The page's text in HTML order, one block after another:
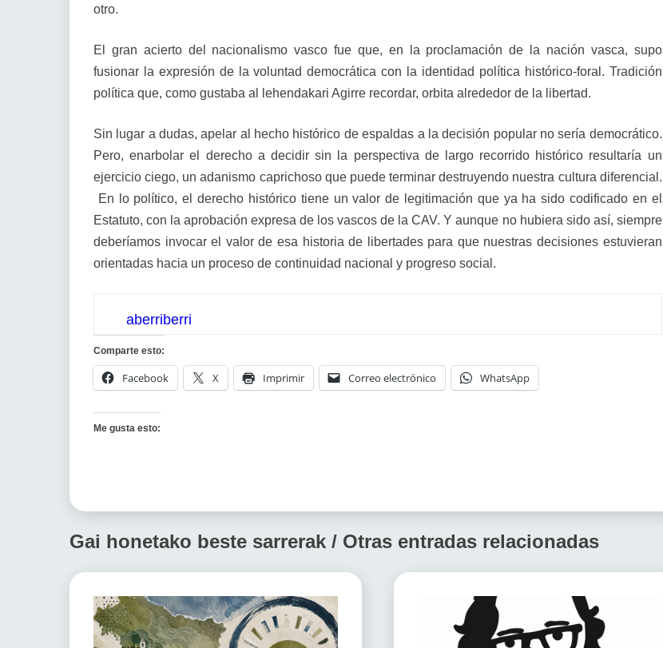
otro.
El gran acierto del nacionalismo vasco fue que, en la proclamación de la nación vasca, supo
fusionar la expresión de la voluntad democrática con la identidad política histórico-foral. Tradición
política que, como gustaba al lehendakari Agirre recordar, orbita alrededor de la libertad.
Sin lugar a dudas, apelar al hecho histórico de espaldas a la decisión popular no sería democrático.
Pero, enarbolar el derecho a decidir sin la perspectiva de largo recorrido histórico resultaría un
ejercicio ciego, un adanismo caprichoso que puede terminar destruyendo nuestra cultura diferencial.
En lo político, el derecho histórico tiene un valor de legitimación que ya ha sido codificado en el
Estatuto, con la aprobación expresa de los vascos de la CAV. Y aunque no hubiera sido así, siempre
deberíamos invocar el valor de esa historia de libertades para que nuestras decisiones estuvieran
orientadas hacia un proceso de continuidad nacional y progreso social.
aberriberri
Comparte esto:
Facebook X Imprimir Correo electrónico WhatsApp
Me gusta esto:
Gai honetako beste sarrerak / Otras entradas relacionadas